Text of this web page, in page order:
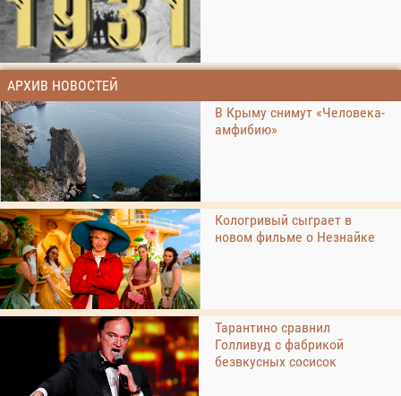
АРХИВ НОВОСТЕЙ
В Крыму снимут «Человека-
амфибию»
Кологривый сыграет в
новом фильме о Незнайке
Тарантино сравнил
Голливуд с фабрикой
безвкусных сосисок